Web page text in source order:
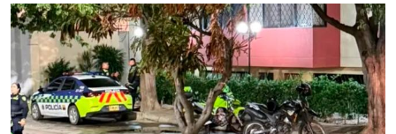
Contenido multimedia principal